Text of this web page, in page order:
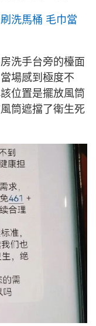
洗馬桶 毛巾當
洗手台旁的檯面
場感到極度不
位置是擺放風筒
筒遮擋了衛生死